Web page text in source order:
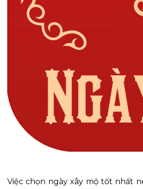
Việc chọn ngày xây mộ tốt nhất